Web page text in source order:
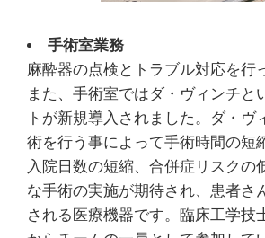
手術室業務
麻酔器の点検とトラブル対応を行
また、手術室ではダ・ヴィンチと
トが新規導入されました。ダ・ヴ
術を行う事によって手術時間の短
入院日数の短縮、合併症リスクの
な手術の実施が期待され、患者さ
される医療機器です。臨床工学技